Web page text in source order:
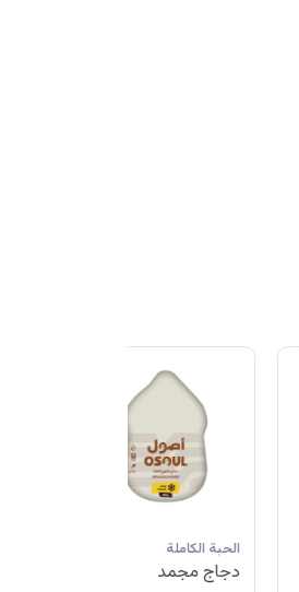
الحبة الكاملة
دجاج مجمد